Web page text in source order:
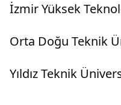
İzmir Yüksek
Orta Doğu Teknik
Yıldız Teknik